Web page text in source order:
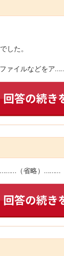
した。
ファイルなどを
………（省略）………